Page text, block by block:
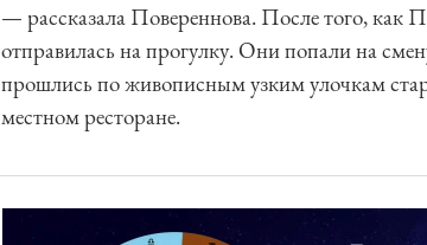
— рассказала Повереннова. После того, как
отправилась на прогулку. Они попали на
прошлись по живописным узким улочкам
местном ресторане.